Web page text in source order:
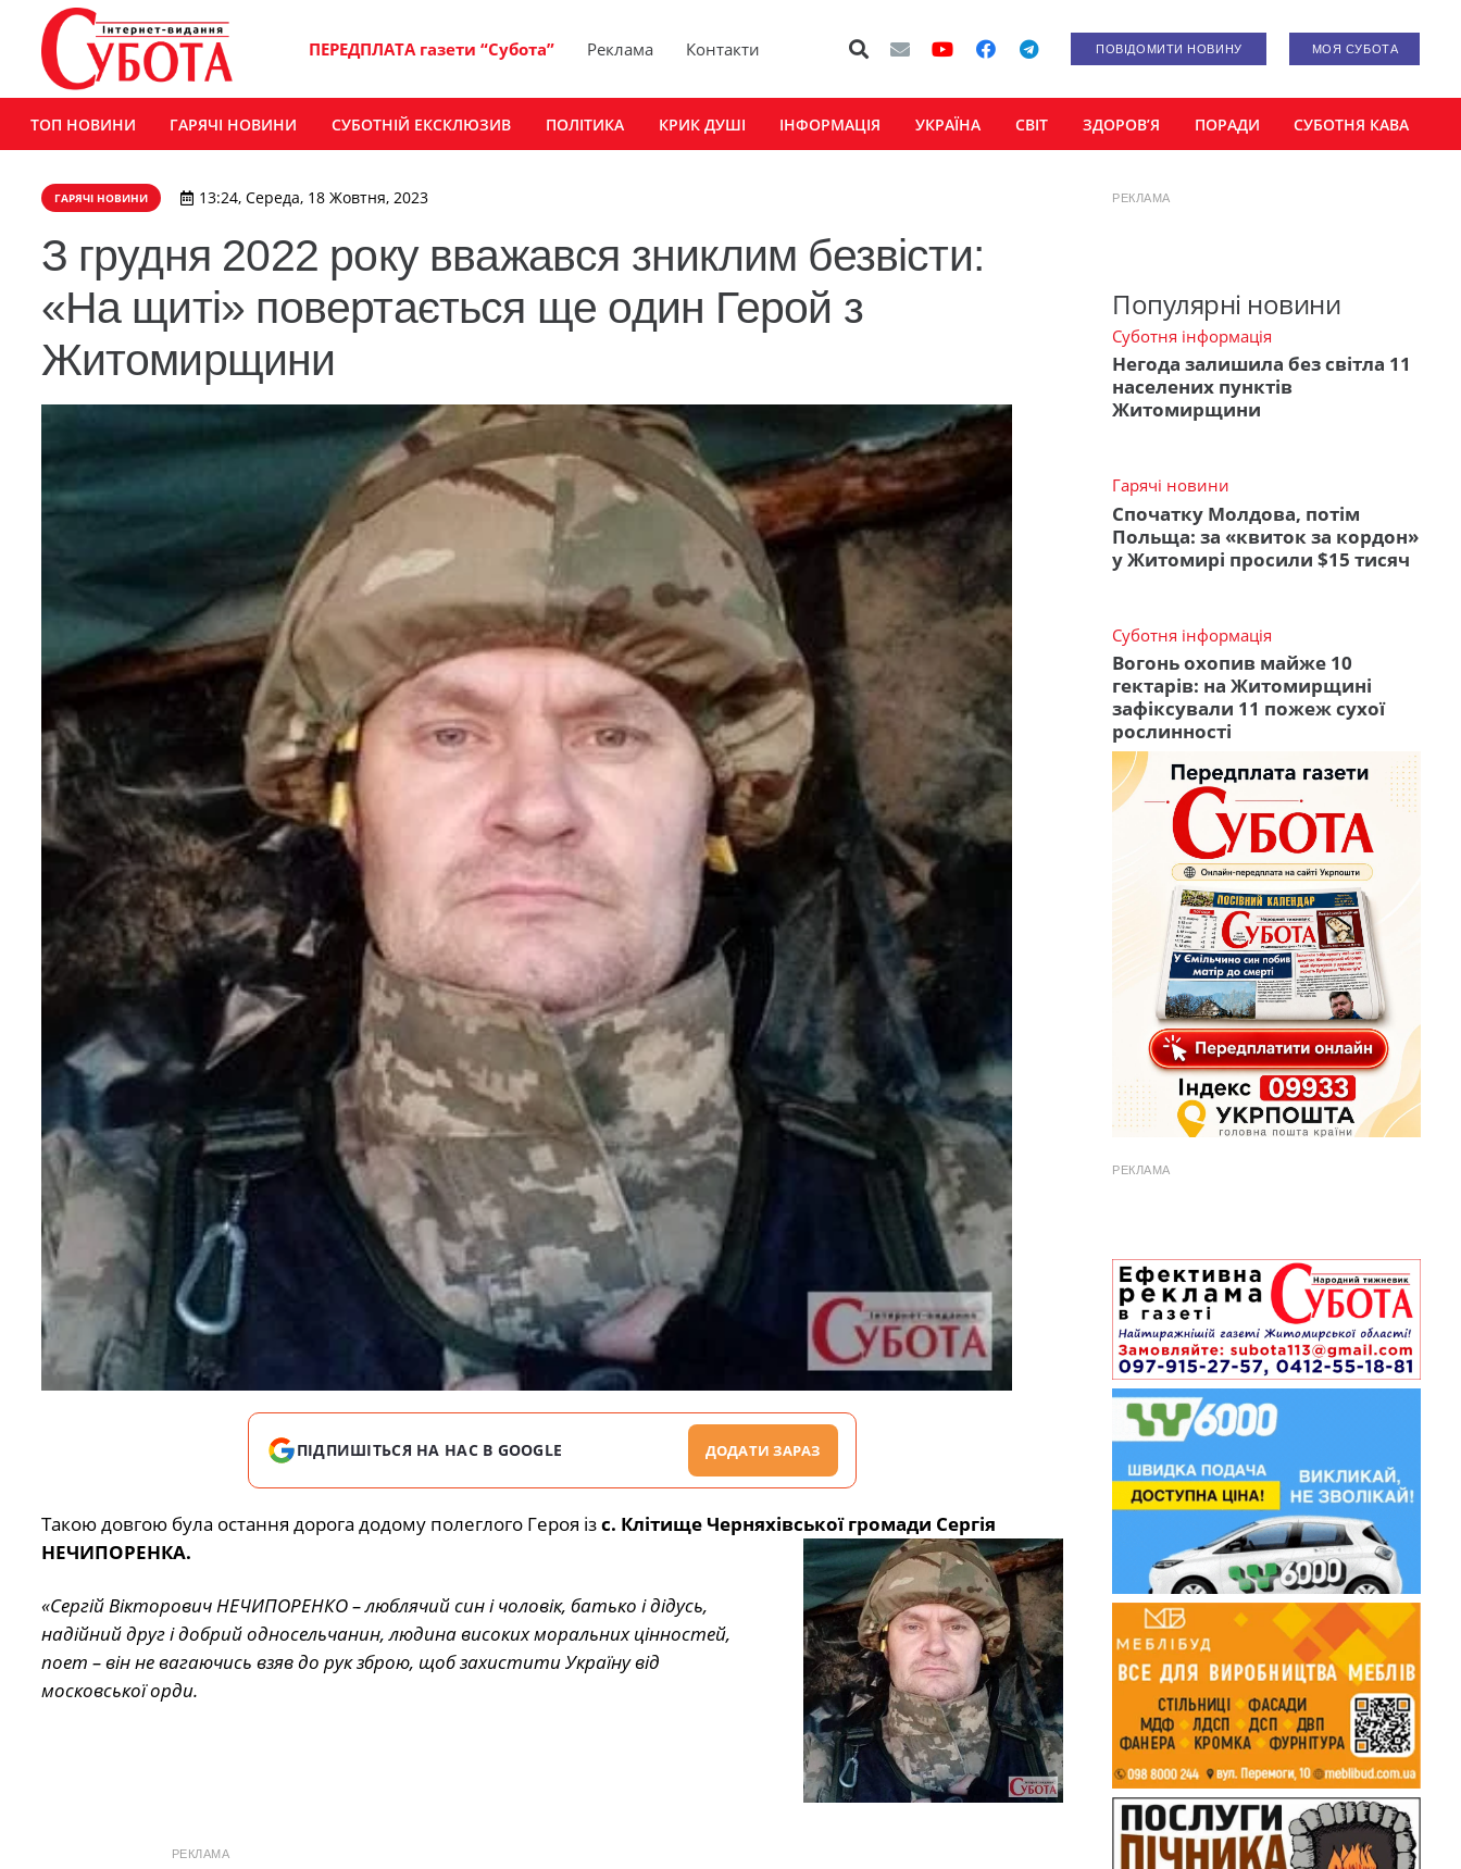
ПЕРЕДПЛАТА газети “Субота” Реклама Контакти ПОВІДОМИТИ НОВИНУ МОЯ СУБОТА
ТОП НОВИНИ ГАРЯЧІ НОВИНИ СУБОТНІЙ ЕКСКЛЮЗИВ ПОЛІТИКА КРИК ДУШІ ІНФОРМАЦІЯ УКРАЇНА СВІТ ЗДОРОВ’Я ПОРАДИ СУБОТНЯ КАВА
ГАРЯЧІ НОВИНИ 13:24, Середа, 18 Жовтня, 2023
З грудня 2022 року вважався зниклим безвісти:
«На щиті» повертається ще один Герой з
Житомирщини
ПІДПИШІТЬСЯ НА НАС В GOOGLE ДОДАТИ ЗАРАЗ
Такою довгою була остання дорога додому полеглого Героя ізс. Клітище Черняхівської громади Сергія
НЕЧИПОРЕНКА.
«Сергій Вікторович НЕЧИПОРЕНКО – люблячий син і чоловік, батько і дідусь,
надійний друг і добрий односельчанин, людина високих моральних цінностей,
поет – він не вагаючись взяв до рук зброю, щоб захистити Україну від
московської орди.
РЕКЛАМА
РЕКЛАМА
Популярні новини
Суботня інформація
Негода залишила без світла 11
населених пунктів
Житомирщини
Гарячі новини
Спочатку Молдова, потім
Польща: за «квиток за кордон»
у Житомирі просили $15 тисяч
Суботня інформація
Вогонь охопив майже 10
гектарів: на Житомирщині
зафіксували 11 пожеж сухої
рослинності
РЕКЛАМА